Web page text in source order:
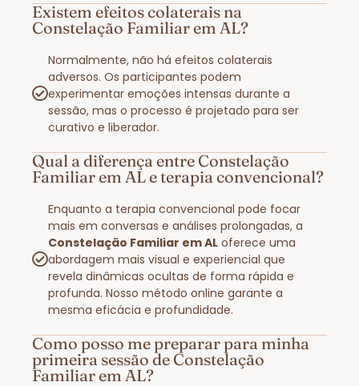
Existem efeitos colaterais na
Constelação Familiar em AL?
Normalmente, não há efeitos colaterais
adversos. Os participantes podem
experimentar emoções intensas durante a
sessão, mas o processo é projetado para ser
curativo e liberador.
Qual a diferença entre Constelação
Familiar em AL e terapia convencional?
Enquanto a terapia convencional pode focar
mais em conversas e análises prolongadas, a
Constelação Familiar em AL oferece uma
abordagem mais visual e experiencial que
revela dinâmicas ocultas de forma rápida e
profunda. Nosso método online garante a
mesma eficácia e profundidade.
Como posso me preparar para minha
primeira sessão de Constelação
Familiar em AL?